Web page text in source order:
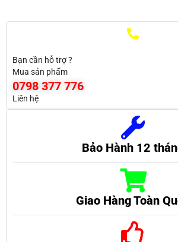
Bạn cần hỗ trợ ?
Mua sản phẩm
0798 377 776
Liên hệ
Bảo Hành 12
Giao Hàng Toàn